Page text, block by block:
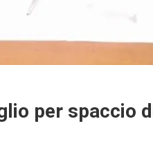
per spaccio